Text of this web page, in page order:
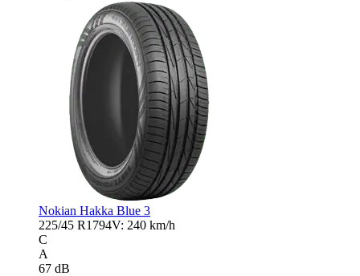
Nokian Hakka Blue 3
225/45 R1794V: 240 km/h
C
A
67 dB